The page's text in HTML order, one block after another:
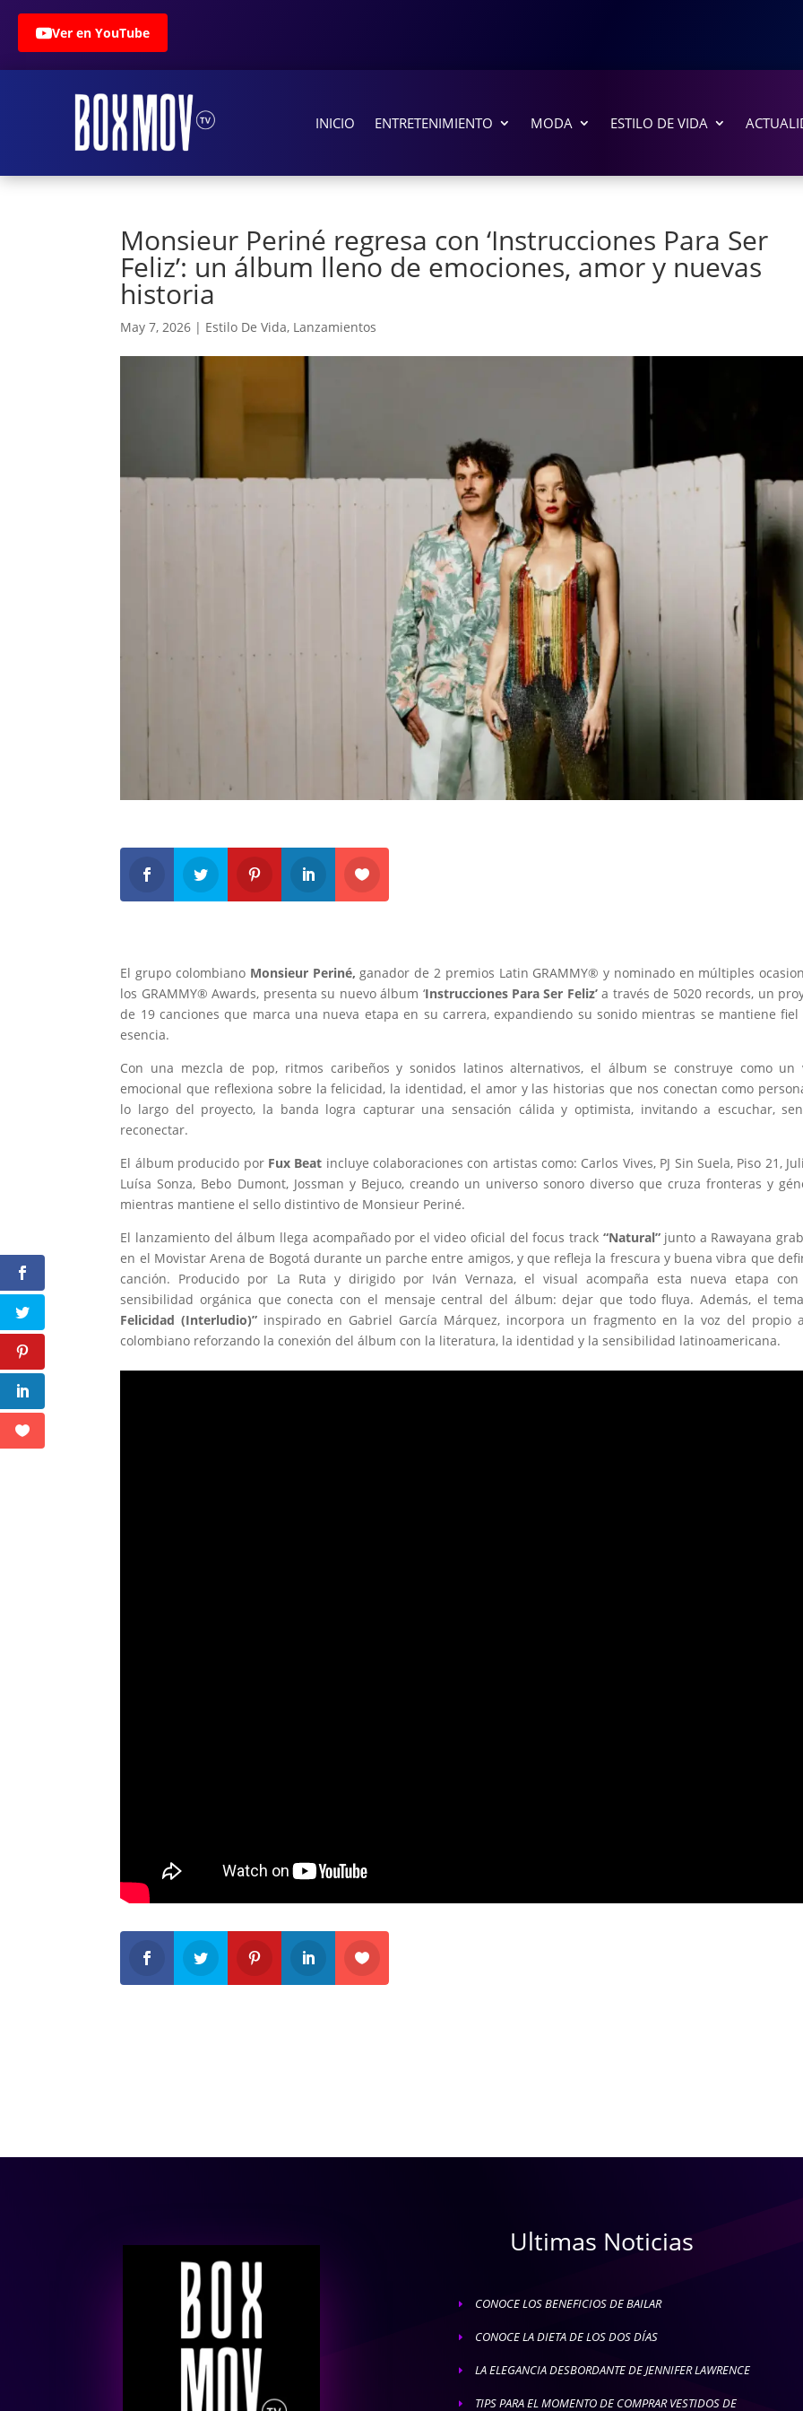
Ver en YouTube
INICIO ENTRETENIMIENTO MODA ESTILO DE VIDA
Monsieur Periné regresa con ‘Instrucciones Para Ser
Feliz’: un álbum lleno de emociones, amor y nuevas
historia
May 7, 2026 | Estilo De Vida, Lanzamientos
El grupo colombiano Monsieur Periné, ganador de 2 premios Latin GRAMMY® y nominado en múltiples
los GRAMMY® Awards, presenta su nuevo álbum ‘Instrucciones Para Ser Feliz’a través de 5020 records, un
de 19 canciones que marca una nueva etapa en su carrera, expandiendo su sonido mientras se mantiene fiel
esencia.
Con una mezcla de pop, ritmos caribeños y sonidos latinos alternativos, el álbum se construye como un
emocional que reflexiona sobre la felicidad, la identidad, el amor y las historias que nos conectan como
lo largo del proyecto, la banda logra capturar una sensación cálida y optimista, invitando a escuchar,
reconectar.
El álbum producido por Fux Beat incluye colaboraciones con artistas como: Carlos Vives, PJ Sin Suela, Piso 21,
Luísa Sonza, Bebo Dumont, Jossman y Bejuco, creando un universo sonoro diverso que cruza fronteras y
mientras mantiene el sello distintivo de Monsieur Periné.
El lanzamiento del álbum llega acompañado por el video oficial del focus track“Natural”junto a Rawayana
en el Movistar Arena de Bogotá durante un parche entre amigos, y que refleja la frescura y buena vibra que
canción. Producido por La Ruta y dirigido por Iván Vernaza, el visual acompaña esta nueva etapa con
sensibilidad orgánica que conecta con el mensaje central del álbum: dejar que todo fluya. Además, el tema
Felicidad (Interludio)” inspirado en Gabriel García Márquez, incorpora un fragmento en la voz del propio
colombiano reforzando la conexión del álbum con la literatura, la identidad y la sensibilidad latinoamericana.
Ultimas Noticias
E CONOCE LOS BENEFICIOS DE BAILAR
E CONOCE LA DIETA DE LOS DOS DÍAS
E LA ELEGANCIA DESBORDANTE DE JENNIFER LAWRENCE
E TIPS PARA EL MOMENTO DE COMPRAR VESTIDOS DE